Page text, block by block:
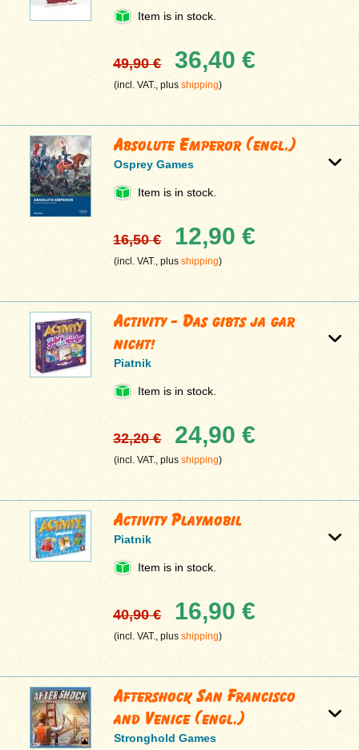
Item is in stock.
49,90 € 36,40 €
(incl. VAT., plusshipping)
Absolute Emperor (engl.)
Osprey Games
Item is in stock.
16,50 € 12,90 €
(incl. VAT., plusshipping)
Activity - Das gibts ja gar
nicht!
Piatnik
Item is in stock.
32,20 € 24,90 €
(incl. VAT., plusshipping)
Activity Playmobil
Piatnik
Item is in stock.
40,90 € 16,90 €
(incl. VAT., plusshipping)
Aftershock San Francisco
and Venice (engl.)
Stronghold Games